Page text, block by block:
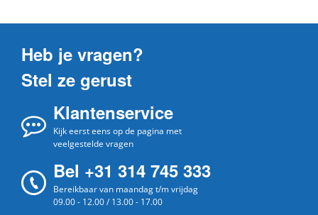
Heb je vragen?
Stel ze gerust
Klantenservice
Kijk eerst eens op de pagina met
veelgestelde vragen
Bel +31 314 745 333
Bereikbaar van maandag t/m vrijdag
09.00 - 12.00 / 13.00 - 17.00